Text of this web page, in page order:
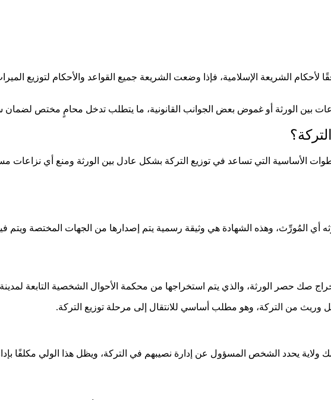
الشريعة الإسلامية، فإذا وضعت الشريعة جميع القواعد والأحكام لتوزيع
بين الورثة أو غموض بعض الجوانب القانونية، ما يتطلب تدخل محامٍ مختص
الأساسية التي تساعد في توزيع التركة بشكل عادل بين الورثة ومنع أي نزاعات
أي المُورِّث، وهذه الشهادة هي وثيقة رسمية يتم إصدارها من الجهات المختصة ويتم
صك حصر الورثة، والذي يتم استخراجها من محكمة الأحوال الشخصية التابعة لمدينة
وريث من التركة، وهو مطلب أساسي للانتقال إلى مرحلة توزيع التركة.
ولاية يحدد الشخص المسؤول عن إدارة نصيبهم في التركة، ويظل هذا الولي مكلفًا